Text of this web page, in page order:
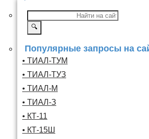
🔍
Популярные запросы на
• ТИАЛ-ТУМ
• ТИАЛ-ТУЗ
• ТИАЛ-М
• ТИАЛ-З
• КТ-11
• КТ-15Ш